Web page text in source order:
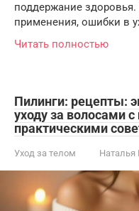
поддержание здоровья.
применения, ошибки в
Читать полностью
Пилинги: рецепты:
уходу за волосами
практическими
Уход за телом Наталья